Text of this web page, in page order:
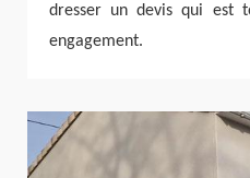
dresser un devis qui est
engagement.